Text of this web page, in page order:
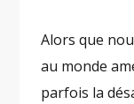
Alors que
au monde
parfois la